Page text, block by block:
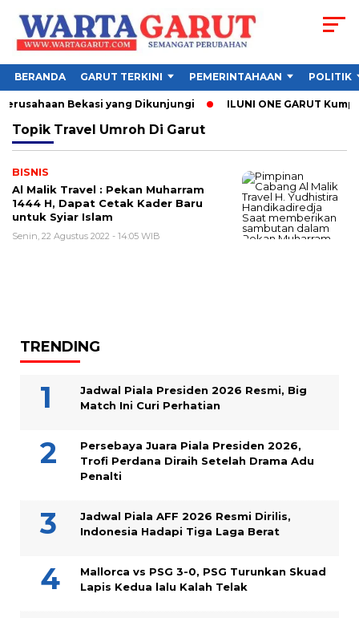
BERANDA GARUT TERKINI PEMERINTAHAAN POLITIK
Bekasi yang Dikunjungi ILUNI ONE GARUT
Topik Travel Umroh Di Garut
BISNIS
Al Malik Travel : Pekan Muharram
1444 H, Dapat Cetak Kader Baru
untuk Syiar Islam
Senin, 22 Agustus 2022 - 14:05 WIB
TRENDING
Jadwal Piala Presiden 2026 Resmi, Big
Match Ini Curi Perhatian
Persebaya Juara Piala Presiden 2026,
Trofi Perdana Diraih Setelah Drama Adu
Penalti
Jadwal Piala AFF 2026 Resmi Dirilis,
Indonesia Hadapi Tiga Laga Berat
Mallorca vs PSG 3-0, PSG Turunkan Skuad
Lapis Kedua lalu Kalah Telak